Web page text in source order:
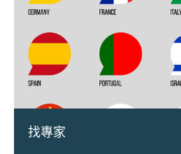
找專家